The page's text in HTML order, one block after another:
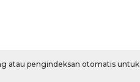
atau pengindeksan otomatis untuk
12 Juni 2026 18:49